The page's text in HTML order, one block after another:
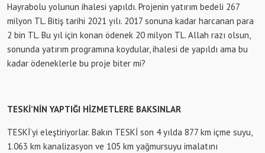
Hayrabolu yolunun ihalesi yapıldı. Projenin yatırım bedeli 267
milyon TL. Bitiş tarihi 2021 yılı. 2017 sonuna kadar harcanan para
2 bin TL. Bu yıl için konan ödenek 20 milyon TL. Allah razı olsun,
sonunda yatırım programına koydular, ihalesi de yapıldı ama bu
kadar ödeneklerle bu proje biter mi?
TESKİ’NİN YAPTIĞI HİZMETLERE BAKSINLAR
TESKİ’yi eleştiriyorlar. Bakın TESKİ son 4 yılda 877 km içme suyu,
1.063 km kanalizasyon ve 105 km yağmursuyu imalatını